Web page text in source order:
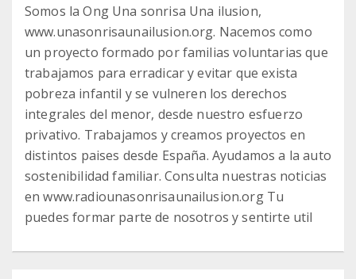
Somos la Ong Una sonrisa Una ilusion,
www.unasonrisaunailusion.org. Nacemos como
un proyecto formado por familias voluntarias que
trabajamos para erradicar y evitar que exista
pobreza infantil y se vulneren los derechos
integrales del menor, desde nuestro esfuerzo
privativo. Trabajamos y creamos proyectos en
distintos paises desde España. Ayudamos a la auto
sostenibilidad familiar. Consulta nuestras noticias
en www.radiounasonrisaunailusion.org Tu
puedes formar parte de nosotros y sentirte util